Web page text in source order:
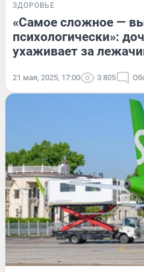
ЗДОРОВЬЕ
«Самое сложное —
психологически»:
ухаживает за
21 мая, 2025, 17:00 3 805